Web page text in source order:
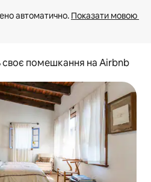
автоматично. Показати мовою
своє помешкання на Airbnb